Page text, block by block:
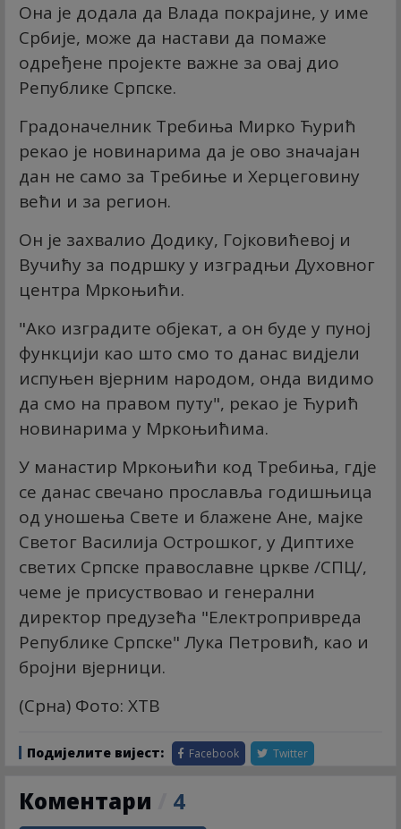
Она је додала да Влада покрајине, у име
Србије, може да настави да помаже
одређене пројекте важне за овај дио
Републике Српске.
Градоначелник Требиња Мирко Ћурић
рекао је новинарима да је ово значајан
дан не само за Требиње и Херцеговину
већи и за регион.
Он је захвалио Додику, Гојковићевој и
Вучићу за подршку у изградњи Духовног
центра Мркоњићи.
"Ако изградите објекат, а он буде у пуној
функцији као што смо то данас видјели
испуњен вјерним народом, онда видимо
да смо на правом путу", рекао је Ћурић
новинарима у Мркоњићима.
У манастир Мркоњићи код Требиња, гдје
се данас свечано прославља годишњица
од уношења Свете и блажене Ане, мајке
Светог Василија Острошког, у Диптихе
светих Српске православне цркве /СПЦ/,
чеме је присуствовао и генерални
директор предузећа "Електропривреда
Републике Српске" Лука Петровић, као и
бројни вјерници.
(Срна) Фото: ХТВ
Подијелите вијест: Facebook Twitter
Коментари 4